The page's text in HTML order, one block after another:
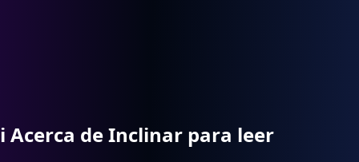
ℹ️ Acerca de Inclinar para leer